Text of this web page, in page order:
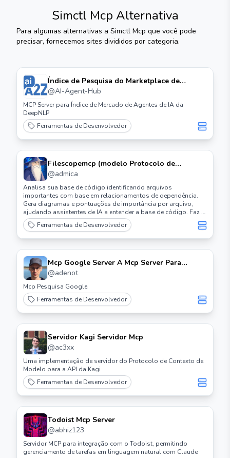
Simctl Mcp Alternativa
Para algumas alternativas a Simctl Mcp que você pode
precisar, fornecemos sites divididos por categoria.
Índice de Pesquisa do Marketplace de
Agentes de IA Servidor Mcp
@AI-Agent-Hub
MCP Server para Índice de Mercado de Agentes de IA da
DeepNLP
Ferramentas de Desenvolvedor
Filescopemcp (modelo Protocolo de
Contexto) Servidor
@admica
Analisa sua base de código identificando arquivos
importantes com base em relacionamentos de dependência.
Gera diagramas e pontuações de importância por arquivo,
ajudando assistentes de IA a entender a base de código. Faz a
análise automática de linguagens de programação populares
como Python, C, C++, Rust, Zig, Lua.
Ferramentas de Desenvolvedor
Mcp Google Server A Mcp Server Para
Pesquisa Personalizada do Google e Leitura
de Páginas da Web
@adenot
Mcp Pesquisa Google
Ferramentas de Desenvolvedor
Servidor Kagi Servidor Mcp
@ac3xx
Uma implementação de servidor do Protocolo de Contexto de
Modelo para a API da Kagi
Ferramentas de Desenvolvedor
Todoist Mcp Server
@abhiz123
Servidor MCP para integração com o Todoist, permitindo
gerenciamento de tarefas em linguagem natural com Claude